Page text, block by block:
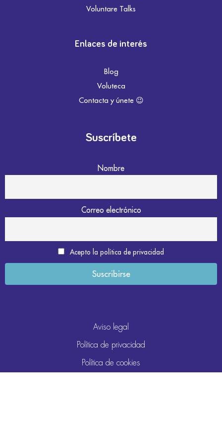
Voluntare Talks
Enlaces de interés
Blog
Voluteca
Contacta y únete 😉
Suscríbete
Nombre
Correo electrónico
Acepto la política de privacidad
Aviso legal
Política de privacidad
Política de cookies